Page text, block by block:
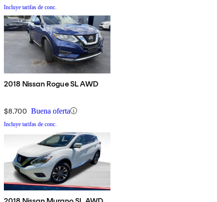
Incluye tarifas de conc.
2018 Nissan Rogue SL AWD
$8,700 Buena oferta
Incluye tarifas de conc.